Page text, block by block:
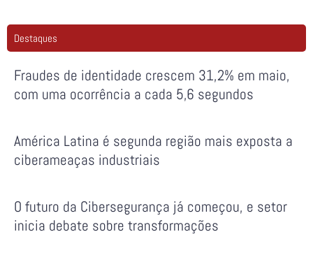
Destaques
Fraudes de identidade crescem 31,2% em maio,
com uma ocorrência a cada 5,6 segundos
América Latina é segunda região mais exposta a
ciberameaças industriais
O futuro da Cibersegurança já começou, e setor
inicia debate sobre transformações